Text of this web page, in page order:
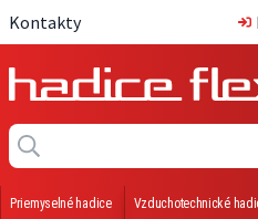
Kontakty
Priemyselné hadice Vzduchotechnické